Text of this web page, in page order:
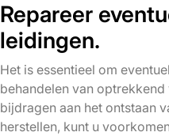
Repareer
leidingen.
Het is essentieel om
behandelen van
bijdragen aan het ontstaan
herstellen, kunt u